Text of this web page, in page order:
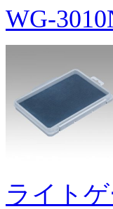
WG-
ライト